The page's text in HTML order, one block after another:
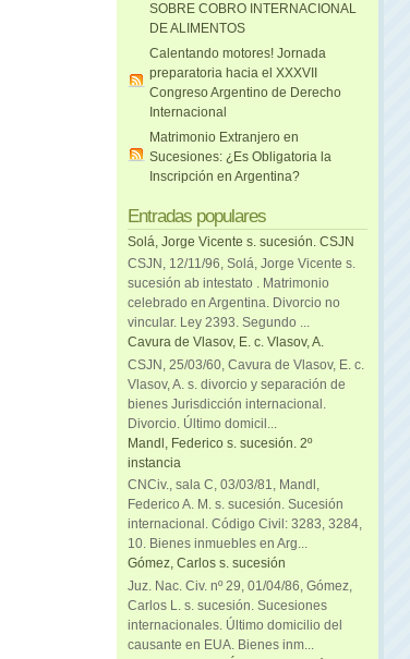
SOBRE COBRO INTERNACIONAL
DE ALIMENTOS
Calentando motores! Jornada
preparatoria hacia el XXXVII
Congreso Argentino de Derecho
Internacional
Matrimonio Extranjero en
Sucesiones: ¿Es Obligatoria la
Inscripción en Argentina?
Entradas populares
Solá, Jorge Vicente s. sucesión. CSJN
CSJN, 12/11/96, Solá, Jorge Vicente s.
sucesión ab intestato . Matrimonio
celebrado en Argentina. Divorcio no
vincular. Ley 2393. Segundo ...
Cavura de Vlasov, E. c. Vlasov, A.
CSJN, 25/03/60, Cavura de Vlasov, E. c.
Vlasov, A. s. divorcio y separación de
bienes Jurisdicción internacional.
Divorcio. Último domicil...
Mandl, Federico s. sucesión. 2º
instancia
CNCiv., sala C, 03/03/81, Mandl,
Federico A. M. s. sucesión. Sucesión
internacional. Código Civil: 3283, 3284,
10. Bienes inmuebles en Arg...
Gómez, Carlos s. sucesión
Juz. Nac. Civ. nº 29, 01/04/86, Gómez,
Carlos L. s. sucesión. Sucesiones
internacionales. Último domicilio del
causante en EUA. Bienes inm...